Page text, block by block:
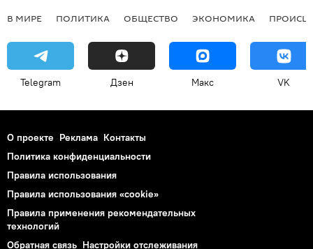
В МИРЕ ПОЛИТИКА ОБЩЕСТВО ЭКОНОМИКА
Telegram Дзен Макс VK
О проекте Реклама Контакты
Политика конфиденциальности
Правила использования
Правила использования «cookie»
Правила применения рекомендательных
технологий
Обратная связь Настройки отслеживания